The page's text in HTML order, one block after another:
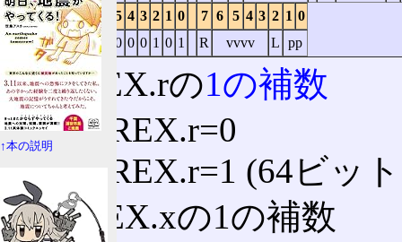
7
5 4 3 2 1 0 7 6 5 4 3 2 1 0
2バイトVEX 1 0 0 0 1 0 1 R vvvv L pp
R: REX.rの1の補数
1: REX.r=0
0: REX.r=1 (64ビッ
X: REX.xの1の補数
↑本の説明